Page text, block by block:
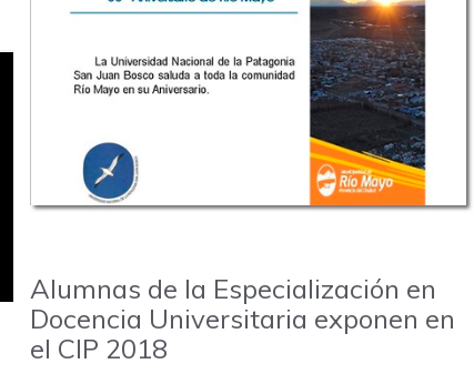
Alumnas de la Especialización en
Docencia Universitaria exponen en
el CIP 2018